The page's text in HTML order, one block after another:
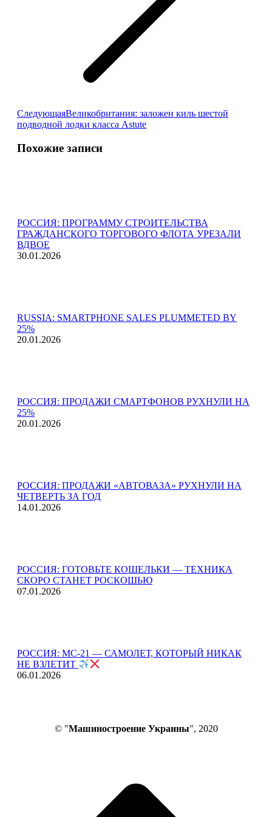
СледующаяСледующая
запись:
Великобритания: заложен киль шестой
подводной лодки класса Astute
Похожие записи
РОССИЯ: ПРОГРАММУ СТРОИТЕЛЬСТВА
ГРАЖДАНСКОГО ТОРГОВОГО ФЛОТА УРЕЗАЛИ
ВДВОЕ
30.01.2026
RUSSIA: SMARTPHONE SALES PLUMMETED BY
25%
20.01.2026
РОССИЯ: ПРОДАЖИ СМАРТФОНОВ РУХНУЛИ НА
25%
20.01.2026
РОССИЯ: ПРОДАЖИ «АВТОВАЗА» РУХНУЛИ НА
ЧЕТВЕРТЬ ЗА ГОД
14.01.2026
РОССИЯ: ГОТОВЬТЕ КОШЕЛЬКИ — ТЕХНИКА
СКОРО СТАНЕТ РОСКОШЬЮ
07.01.2026
РОССИЯ: МС-21 — САМОЛЕТ, КОТОРЫЙ НИКАК
НЕ ВЗЛЕТИТ
06.01.2026
© "Машиностроение Украины", 2020